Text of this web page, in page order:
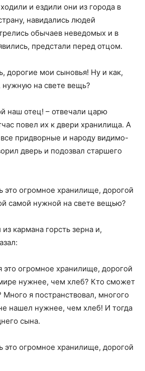
и ездили они из города в
навидались людей
обычаев неведомых и в
предстали перед отцом.
дорогие мои сыновья! Ну и как,
на свете вещь?
наш отец! – отвечали царю
повел их к двери хранилища. А
придворные и народу видимо-
дверь и подозвал старшего
это огромное хранилище, дорогой
самой нужной на свете вещью?
кармана горсть зерна и,
огромное хранилище, дорогой
нужнее, чем хлеб? Кто сможет
Много я постранствовал, многого
нашел нужнее, чем хлеб! И тогда
сына.
это огромное хранилище, дорогой